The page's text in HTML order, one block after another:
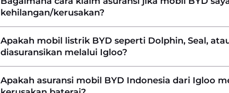
kehilangan/kerusakan?
Apakah mobil listrik BYD seperti Dolphin, Seal,
diasuransikan melalui Igloo?
Apakah asuransi mobil BYD Indonesia dari Igloo